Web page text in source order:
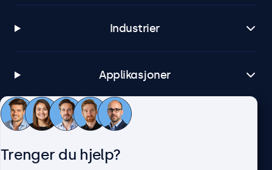
Industrier
Applikasjoner
Kundeservice
Trenger du hjelp?